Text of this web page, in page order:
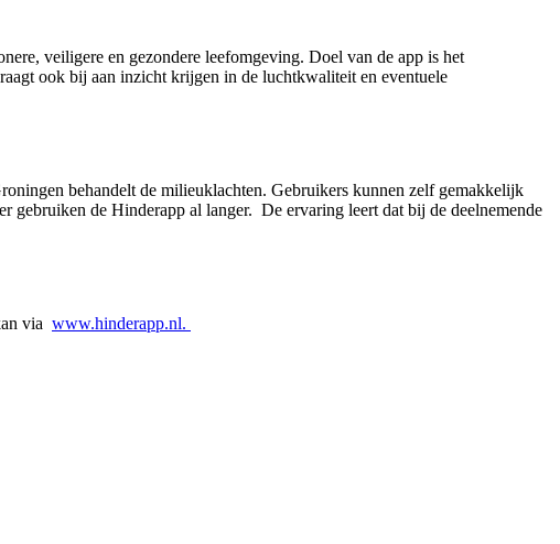
veiligere en gezondere leefomgeving. Doel van de app is het
ook bij aan inzicht krijgen in de luchtkwaliteit en eventuele
behandelt de milieuklachten. Gebruikers kunnen zelf gemakkelijk
gebruiken de Hinderapp al langer. De ervaring leert dat bij de deelnemende
via www.hinderapp.nl.